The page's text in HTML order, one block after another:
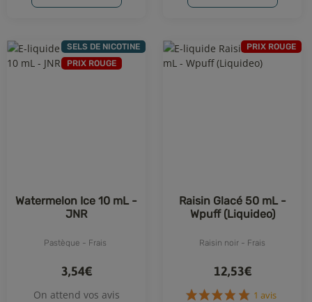
SELS DE NICOTINE
PRIX ROUGE
Watermelon Ice 10 mL -
JNR
Pastèque - Frais
3,54€
On attend vos avis
PRIX ROUGE
Raisin Glacé 50 mL -
Wpuff (Liquideo)
Raisin noir - Frais
12,53€